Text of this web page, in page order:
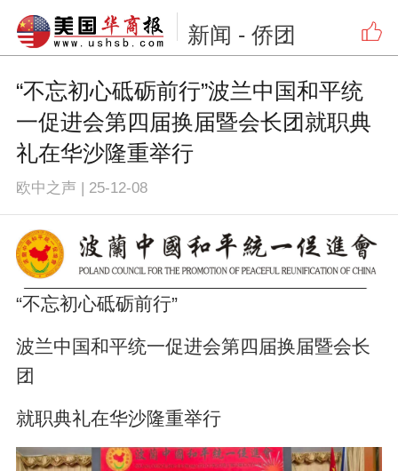
新闻 - 侨团
“不忘初心砥砺前行”波兰中国和平统
一促进会第四届换届暨会长团就职典
礼在华沙隆重举行
欧中之声 | 25-12-08
“不忘初心砥砺前行”
波兰中国和平统一促进会第四届换届暨会长
团
就职典礼在华沙隆重举行